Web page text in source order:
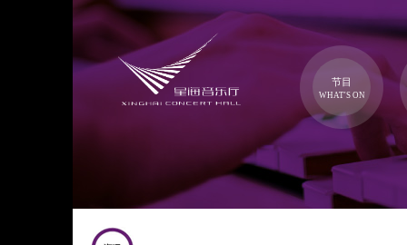
节目
WHAT'S ON